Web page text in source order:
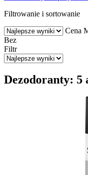
Filtrowanie i sortowanie
Cena
Bez
Filtr
Dezodoranty: 5